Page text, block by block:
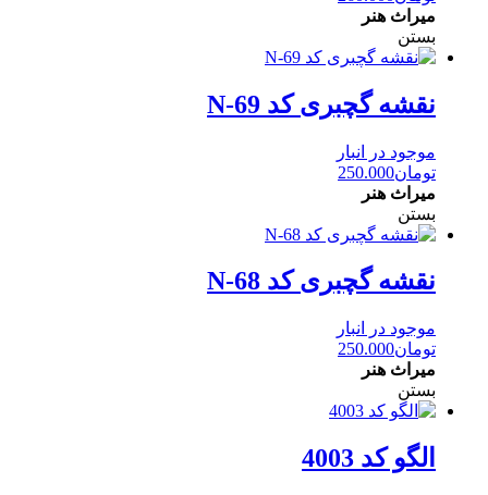
میراث هنر
بستن
نقشه گچبری کد N-69
موجود در انبار
تومان250.000
میراث هنر
بستن
نقشه گچبری کد N-68
موجود در انبار
تومان250.000
میراث هنر
بستن
الگو کد 4003